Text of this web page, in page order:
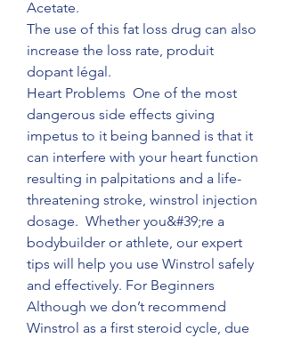
Acetate.
The use of this fat loss drug can also
increase the loss rate, produit
dopant légal.
Heart Problems  One of the most
dangerous side effects giving
impetus to it being banned is that it
can interfere with your heart function
resulting in palpitations and a life-
threatening stroke, winstrol injection
dosage.  Whether you&#39;re a
bodybuilder or athlete, our expert
tips will help you use Winstrol safely
and effectively. For Beginners
Although we don’t recommend
Winstrol as a first steroid cycle, due